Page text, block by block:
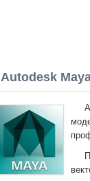
Autodesk